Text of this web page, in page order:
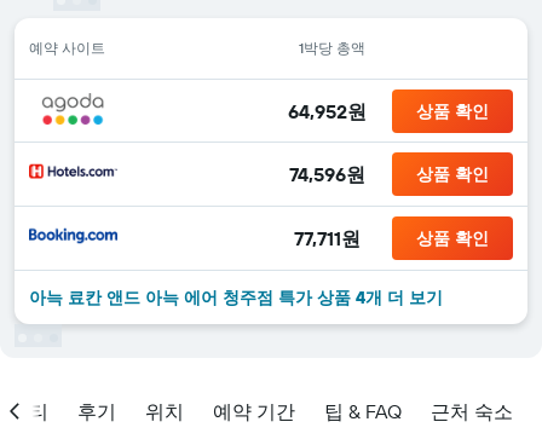
예약 사이트 1박당 총액
64,952원 상품 확인
74,596원 상품 확인
77,711원 상품 확인
아늑 료칸 앤드 아늑 에어 청주점 ​특가 ​상품 4개 ​더 ​보기
니티 후기 위치 예약 기간 팁 & FAQ 근처 숙소